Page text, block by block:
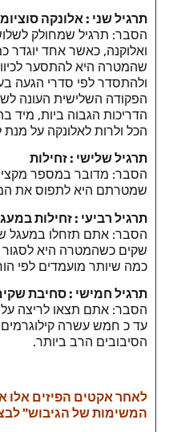
תרגיל שני : אלונקה
הסבר: תרגיל שמחולק
ואלוקנה, כאשר אחד יוגדר
שהמטרה היא להתסער
ולהתסדר לפי סדרי הגעה
הפקודה השלישית העונה
הדריכות הגבוה ביות, מיד
הכל ולרות לאלונקה על
תרגיל שלישי : זחילות
הסבר: מדובר במספר מקצי
שמטרתם היא לתפוס את
תרגיל רביעי : זחילות
הסבר: אתם תזחלו במעגל
שקים כשהמטרה היא לסגור
כמה שיותר מועמדים לפי
תרגיל חמישי : סחיבת
הסבר: אתם תצאו לריצה
עד כ חמש עשרה
הסיבובים הרב ביותר.
לאחר אקטים הפיזים
המשימות של הגיבוש"